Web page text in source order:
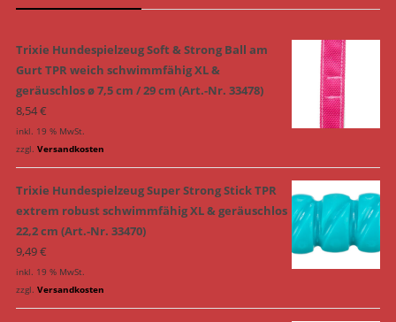
Trixie Hundespielzeug Soft & Strong Ball am
Gurt TPR weich schwimmfähig XL &
geräuschlos ø 7,5 cm / 29 cm (Art.-Nr. 33478)
8,54€
inkl. 19 % MwSt.
zzgl. Versandkosten
Trixie Hundespielzeug Super Strong Stick TPR
extrem robust schwimmfähig XL & geräuschlos
22,2 cm (Art.-Nr. 33470)
9,49€
inkl. 19 % MwSt.
zzgl. Versandkosten